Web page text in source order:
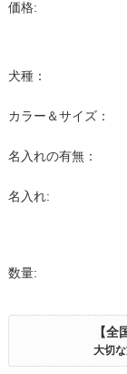
価格:
犬種：
カラー＆サイズ：
名入れの有無：
名入れ:
数量:
【全
大切な